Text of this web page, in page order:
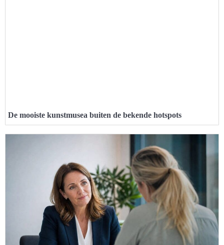
De mooiste kunstmusea buiten de bekende hotspots